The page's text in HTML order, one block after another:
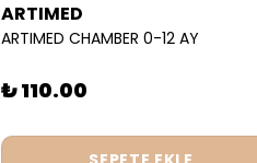
ARTIMED
ARTIMED CHAMBER 0-12 AY
₺ 110.00